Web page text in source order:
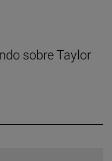
sobre Taylor